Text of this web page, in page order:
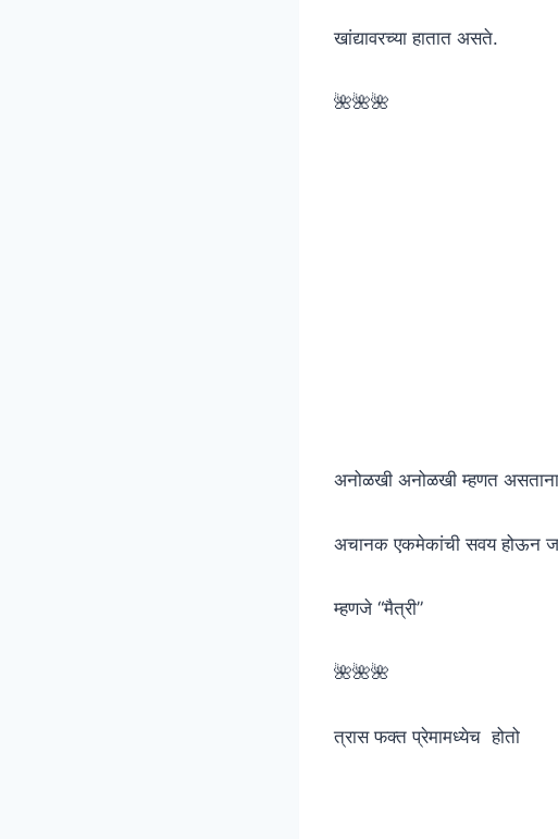
खांद्यावरच्या हातात असते.
🌺🌺🌺
अनोळखी अनोळखी म्हणत असताना
अचानक एकमेकांची सवय होऊन
म्हणजे “मैत्री”
🌺🌺🌺
त्रास फक्त प्रेमामध्येच होतो